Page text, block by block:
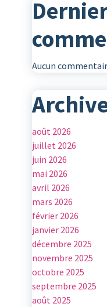
Aucun
août 2026
juillet 2026
juin 2026
mai 2026
avril 2026
mars 2026
février 2026
janvier 2026
décembre 2025
novembre 2025
octobre 2025
septembre 2025
août 2025